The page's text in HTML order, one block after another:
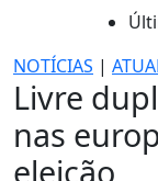
NOTÍCIAS |
Livre
nas
eleição